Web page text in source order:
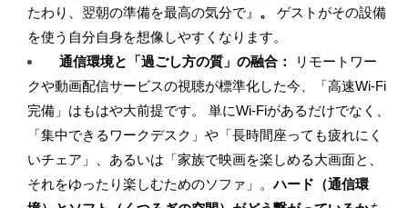
たわり、翌朝の準備を最高の気分で』 。 ゲストがその設備
を使う自分自身を想像しやすくなります。
通信環境と「過ごし方の質」の融合：
リモートワー
クや動画配信サービスの視聴が標準化した今、「高速Wi-Fi
完備」はもはや大前提です。 単にWi-Fiがあるだけでなく、
「集中できるワークデスク」や「長時間座っても疲れにく
いチェア」、あるいは「家族で映画を楽しめる大画面と、
それをゆったり楽しむためのソファ」。ハード（通信環